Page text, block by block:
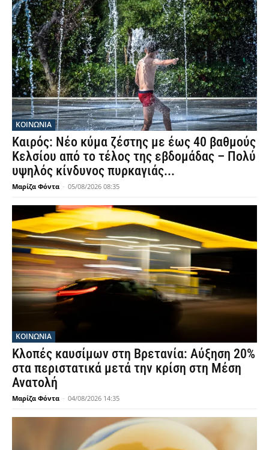
ΚΟΙΝΩΝΙΑ
Καιρός: Νέο κύμα ζέστης με έως 40 βαθμούς
Κελσίου από το τέλος της εβδομάδας – Πολύ
υψηλός κίνδυνος πυρκαγιάς...
Μαρίζα Φόντα - 05/08/2026 08:35
ΚΟΙΝΩΝΙΑ
Κλοπές καυσίμων στη Βρετανία: Αύξηση 20%
στα περιστατικά μετά την κρίση στη Μέση
Ανατολή
Μαρίζα Φόντα - 04/08/2026 14:35